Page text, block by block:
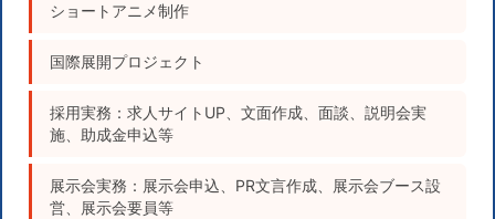
ショートアニメ制作
国際展開プロジェクト
採用実務：求人サイトUP、文面作成、面談、説明会実
施、助成金申込等
展示会実務：展示会申込、PR文言作成、展示会ブース設
営、展示会要員等